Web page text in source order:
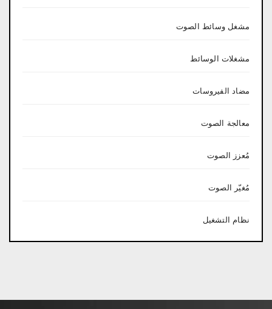
مشغل وسائط الصوت
مشغلات الوسائط
مضاد الفيروسات
معالجة الصوت
مُعزز الصوت
مُغيّر الصوت
نظام التشغيل